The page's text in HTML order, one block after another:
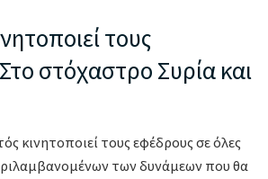
τους
στόχαστρο Συρία και
κινητοποιεί τους εφέδρους σε όλες
των δυνάμεων που θα